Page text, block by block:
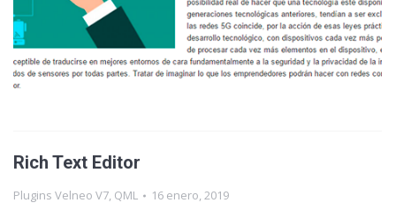
Rich Text Editor
Plugins Velneo V7, QML 16 enero, 2019